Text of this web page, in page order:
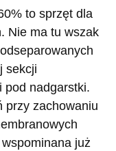
to sprzęt dla
Nie ma tu wszak
sekcji
pod nadgarstki.
przy zachowaniu
już